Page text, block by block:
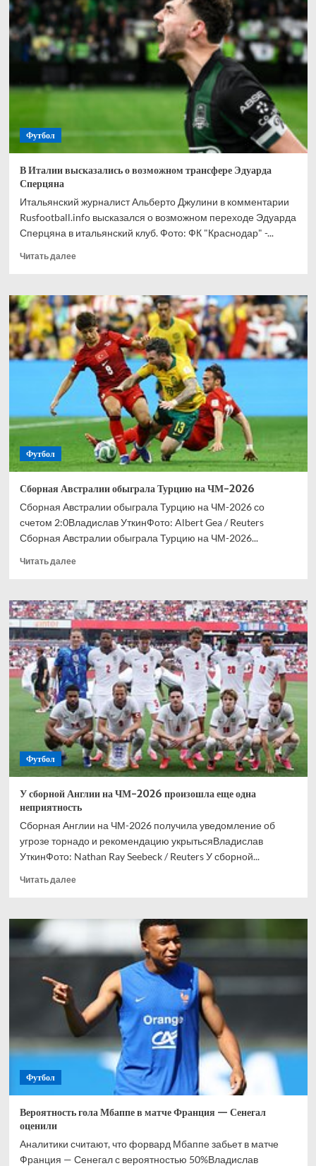
Чемпионшипа
стал
лучшим
игроком
матча
—
Австралия
Футбол
В Италии высказались о возможном трансфере Эдуарда
Сперцяна
Итальянский журналист Альберто Джулини в комментарии
Rusfootball.info высказался о возможном переходе Эдуарда
Сперцяна в итальянский клуб. Фото: ФК "Краснодар" -...
Читать далееПрочитать
В
Италии
высказались
о
возможном
трансфере
Эдуарда
Сперцяна
Футбол
Сборная Австралии обыграла Турцию на ЧМ-2026
Сборная Австралии обыграла Турцию на ЧМ-2026 со
счетом 2:0Владислав УткинФото: Albert Gea / Reuters
Сборная Австралии обыграла Турцию на ЧМ-2026...
Читать далееПрочитать
Сборная
Австралии
обыграла
Турцию
на
ЧМ-2026
Футбол
У сборной Англии на ЧМ-2026 произошла еще одна
неприятность
Сборная Англии на ЧМ-2026 получила уведомление об
угрозе торнадо и рекомендацию укрытьсяВладислав
УткинФото: Nathan Ray Seebeck / Reuters У сборной...
Читать далееПрочитать
Англии
на
ЧМ-2026
произошла
одна
неприятность
Футбол
Вероятность гола Мбаппе в матче Франция — Сенегал
оценили
Аналитики считают, что форвард Мбаппе забьет в матче
Франция — Сенегал с вероятностью 50%Владислав